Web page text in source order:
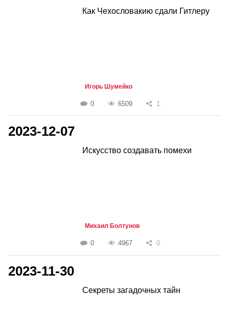
Как Чехословакию сдали Гитлеру
Игорь Шумейко
0 6509 1
2023-12-07
Искусство создавать помехи
Михаил Болтунов
0 4967 0
2023-11-30
Секреты загадочных тайн